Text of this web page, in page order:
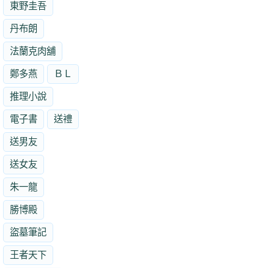
東野圭吾
丹布朗
法蘭克肉舖
鄭多燕 ＢＬ
推理小說
電子書 送禮
送男友
送女友
朱一龍
勝博殿
盜墓筆記
王者天下